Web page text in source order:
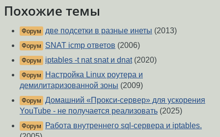
Похожие темы
Форум две подсетки в разные инеты (2013)
Форум SNAT icmp ответов (2006)
Форум iptables -t nat snat и dnat(2020)
Форум
Настройка Linux роутера и
демилитаризованной зоны (2009)
Форум Домашний «Прокси-сервер» для ускорения
YouTube - не получается реализовать (2025)
Форум
Работа внутреннего sql-сервера и iptables.